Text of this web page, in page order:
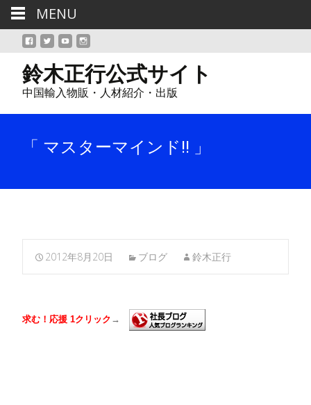
鈴木正行公式サイト
中国輸入物販・人材紹介・出版
「 マスターマインド!! 」
2012年8月20日 ブログ 鈴木正行
求む！応援 1クリック →
MENU